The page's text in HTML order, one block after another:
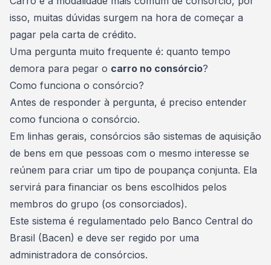
isso, muitas dúvidas surgem na hora de começar a
pagar pela carta de crédito.
Uma pergunta muito frequente é: quanto tempo
demora para pegar o carro no consórcio?
Como funciona o consórcio?
Antes de responder à pergunta, é preciso entender
como funciona o consórcio.
Em linhas gerais, consórcios são sistemas de aquisição
de bens em que pessoas com o mesmo interesse se
reúnem para criar um tipo de poupança conjunta. Ela
servirá para financiar os bens escolhidos pelos
membros do grupo (os consorciados).
Este sistema é regulamentado pelo Banco Central do
Brasil (Bacen) e deve ser regido por uma
administradora de consórcios.